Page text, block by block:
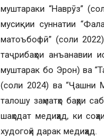
муштараки “Наврӯз”
мусиқии суннатии
матоъбофӣ” (соли
таҷрибаҳои анъанавии
муштарак бо Эрон) ва
(соли 2024) ва “Ҷашни
талошу заҳматҳо баҳри
шаҳодат медиҳад, ки
худогоҳӣ дарак медиҳад.